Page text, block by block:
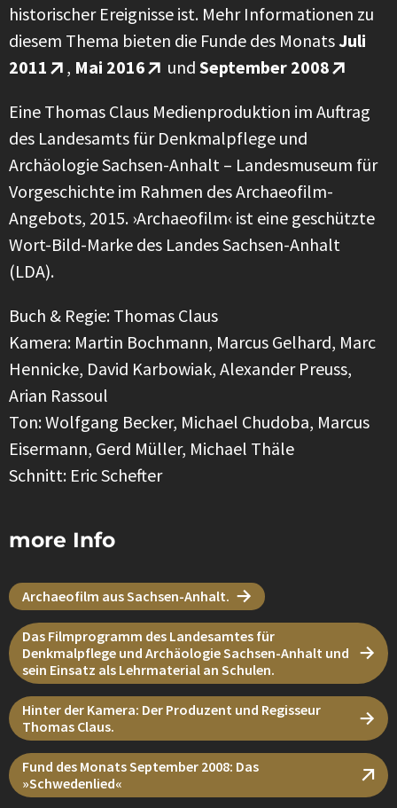
historischer Ereignisse ist. Mehr Informationen zu
diesem Thema bieten die Funde des MonatsJuli
2011
, Mai 2016 und September 2008
Eine Thomas Claus Medienproduktion im Auftrag
des Landesamts für Denkmalpflege und
Archäologie Sachsen-Anhalt – Landesmuseum für
Vorgeschichte im Rahmen des Archaeofilm-
Angebots, 2015. ›Archaeofilm‹ ist eine geschützte
Wort-Bild-Marke des Landes Sachsen-Anhalt
(LDA).
Buch & Regie: Thomas Claus
Kamera: Martin Bochmann, Marcus Gelhard, Marc
Hennicke, David Karbowiak, Alexander Preuss,
Arian Rassoul
Ton: Wolfgang Becker, Michael Chudoba, Marcus
Eisermann, Gerd Müller, Michael Thäle
Schnitt: Eric Schefter
more Info
Archaeofilm aus Sachsen-Anhalt.
Das Filmprogramm des Landesamtes für
Denkmalpflege und Archäologie Sachsen-Anhalt und
sein Einsatz als Lehrmaterial an Schulen.
Hinter der Kamera: Der Produzent und Regisseur
Thomas Claus.
Fund des Monats September 2008: Das
»Schwedenlied«